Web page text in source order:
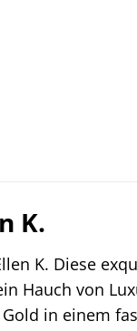
K.
K. Diese
Hauch von
in einem